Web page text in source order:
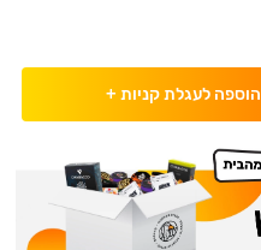
הוספה לעגלת קניות +